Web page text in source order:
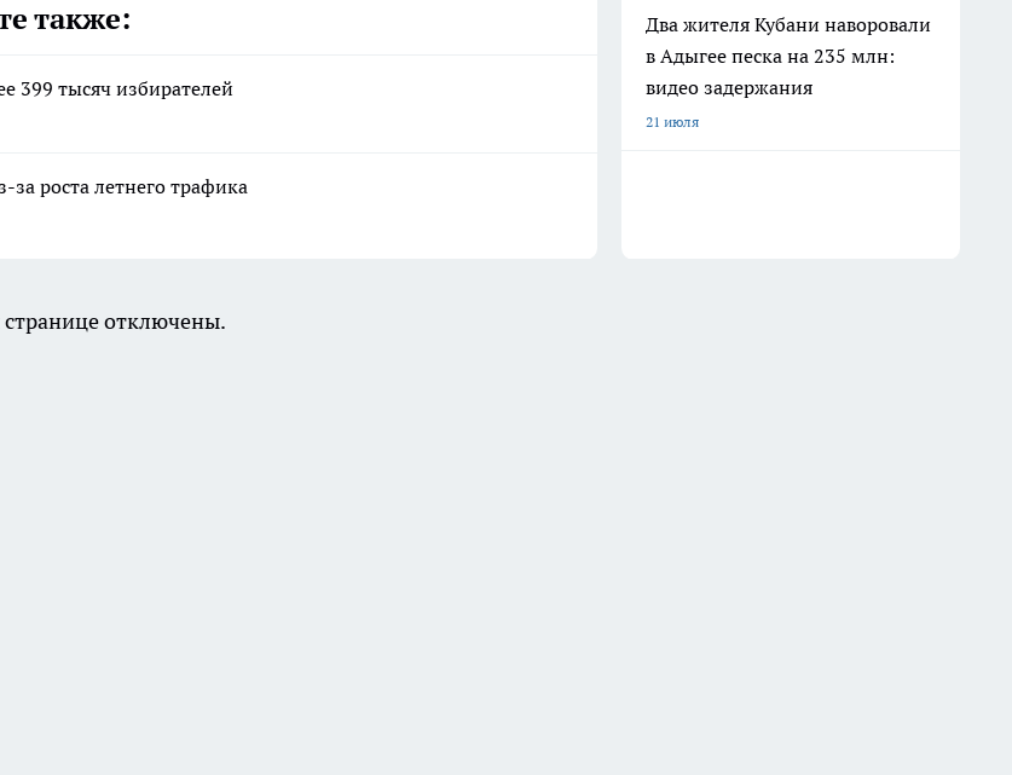
также:
399 тысяч избирателей
роста летнего трафика
Два жителя Кубани наворовали
в Адыгее песка на 235 млн:
видео задержания
21 июля
отключены.